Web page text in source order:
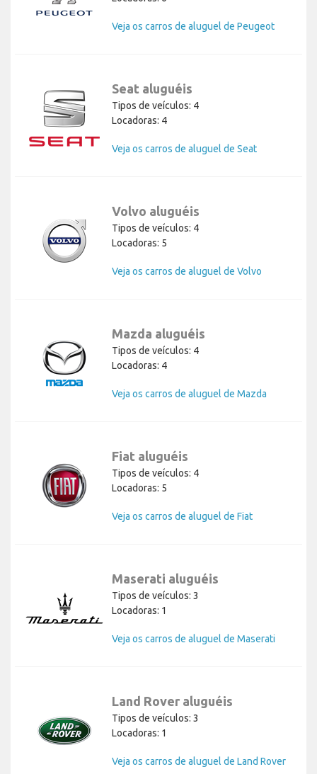
Veja os carros de aluguel de Peugeot
Seat aluguéis
Tipos de veículos: 4
Locadoras: 4
Veja os carros de aluguel de Seat
Volvo aluguéis
Tipos de veículos: 4
Locadoras: 5
Veja os carros de aluguel de Volvo
Mazda aluguéis
Tipos de veículos: 4
Locadoras: 4
Veja os carros de aluguel de Mazda
Fiat aluguéis
Tipos de veículos: 4
Locadoras: 5
Veja os carros de aluguel de Fiat
Maserati aluguéis
Tipos de veículos: 3
Locadoras: 1
Veja os carros de aluguel de Maserati
Land Rover aluguéis
Tipos de veículos: 3
Locadoras: 1
Veja os carros de aluguel de Land Rover